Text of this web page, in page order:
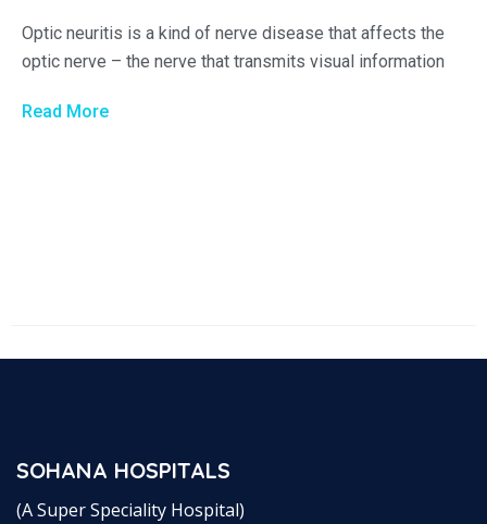
Optic neuritis is a kind of nerve disease that affects the
optic nerve – the nerve that transmits visual information
Read More
SOHANA HOSPITALS
(A Super Speciality Hospital)